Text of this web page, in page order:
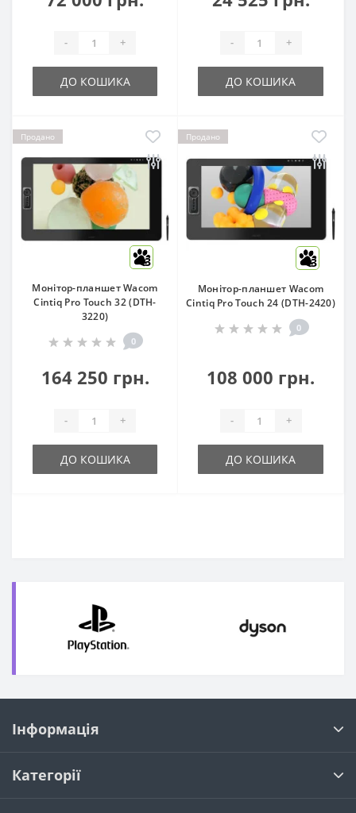
- +
ДО КОШИКА
- +
ДО КОШИКА
Продано
3
Монітор-планшет Wacom
Cintiq Pro Touch 32 (DTH-
3220)
0
164 250 грн.
- +
ДО КОШИКА
Продано
3
Монітор-планшет Wacom
Cintiq Pro Touch 24 (DTH-2420)
0
108 000 грн.
- +
ДО КОШИКА
Інформація
Категорії